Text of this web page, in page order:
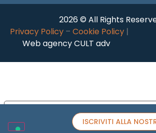
2026 © All Rights
Privacy Policy – Cookie Policy |
Web agency CULT adv
ISCRIVITI ALLA
Informativa sulla raccolta